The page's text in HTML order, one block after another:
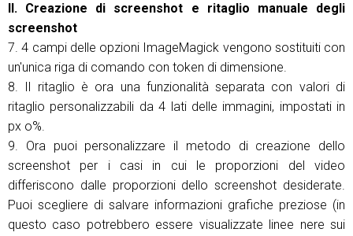
II. Creazione di screenshot e ritaglio manuale degli
screenshot
7. 4 campi delle opzioni ImageMagick vengono sostituiti con
un'unica riga di comando con token di dimensione.
8. Il ritaglio è ora una funzionalità separata con valori di
ritaglio personalizzabili da 4 lati delle immagini, impostati in
px o%.
9. Ora puoi personalizzare il metodo di creazione dello
screenshot per i casi in cui le proporzioni del video
differiscono dalle proporzioni dello screenshot desiderate.
Puoi scegliere di salvare informazioni grafiche preziose (in
questo caso potrebbero essere visualizzate linee nere sui